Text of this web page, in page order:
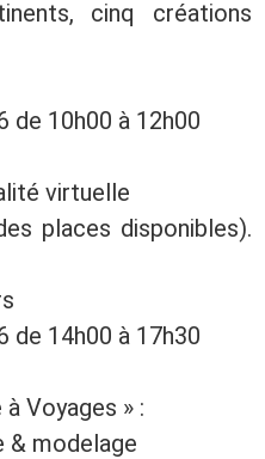
cinq créations
de 10h00 à 12h00
virtuelle
places disponibles).
de 14h00 à 17h30
Voyages » :
& modelage